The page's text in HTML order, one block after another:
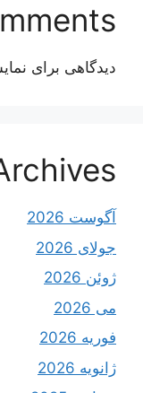
دیدگاهی برای
آگوست 2026
جولای 2026
ژوئن 2026
می 2026
فوریه 2026
ژانویه 2026